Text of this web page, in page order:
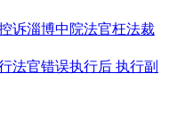
诉淄博中院法官枉法裁
法官错误执行后 执行副